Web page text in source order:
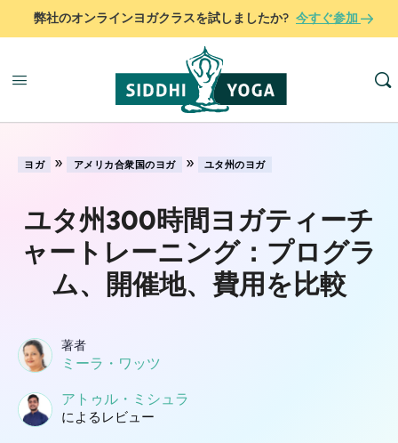
弊社のオンラインヨガクラスを試しましたか? 今すぐ参加
ヨガ » アメリカ合衆国のヨガ » ユタ州のヨガ
ユタ州300時間ヨガティーチ
ャートレーニング：プログラ
ム、開催地、費用を比較
著者
ミーラ・ワッツ
アトゥル・ミシュラ
によるレビュー